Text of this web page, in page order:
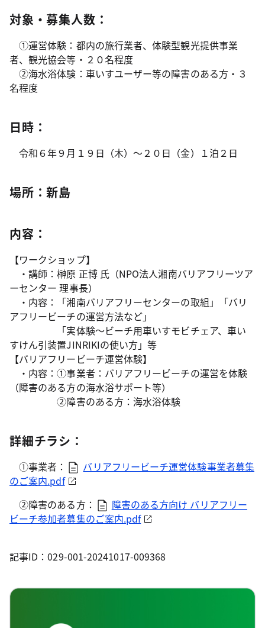
対象・募集人数：
①運営体験：都内の旅行業者、体験型観光提供事業
者、観光協会等・２０名程度
②海水浴体験：車いすユーザー等の障害のある方・３
名程度
日時：
令和６年９月１９日（木）～２０日（金）１泊２日
場所：新島
内容：
【ワークショップ】
・講師：榊原 正博 氏（NPO法人湘南バリアフリーツア
ーセンター 理事長）
・内容：「湘南バリアフリーセンターの取組」「バリ
アフリービーチの運営方法など」
「実体験～ビーチ用車いすモビチェア、車い
すけん引装置JINRIKIの使い方」等
【バリアフリービーチ運営体験】
・内容：①事業者：バリアフリービーチの運営を体験
（障害のある方の海水浴サポート等）
②障害のある方：海水浴体験
詳細チラシ：
①事業者：
バリアフリービーチ運営体験事業者募集
のご案内.pdf
②障害のある方：
障害のある方向け バリアフリー
ビーチ参加者募集のご案内.pdf
記事ID：029-001-20241017-009368